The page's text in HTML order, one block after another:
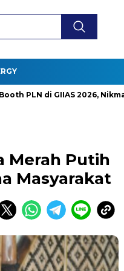
di GIIAS 2026, Nikmati
Merah Putih
Masyarakat